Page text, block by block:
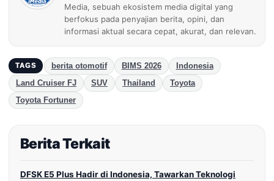
Media, sebuah ekosistem media digital yang
berfokus pada penyajian berita, opini, dan
informasi aktual secara cepat, akurat, dan relevan.
TAGS berita otomotif BIMS 2026
Indonesia
Land Cruiser FJ
SUV Thailand
Toyota
Toyota Fortuner
Berita Terkait
DFSK E5 Plus Hadir di Indonesia, Tawarkan Teknologi